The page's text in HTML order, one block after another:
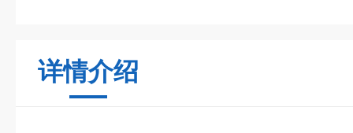
详情介绍